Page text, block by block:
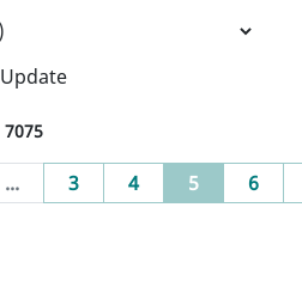
Update
7075
... 3 4 5(current)
6